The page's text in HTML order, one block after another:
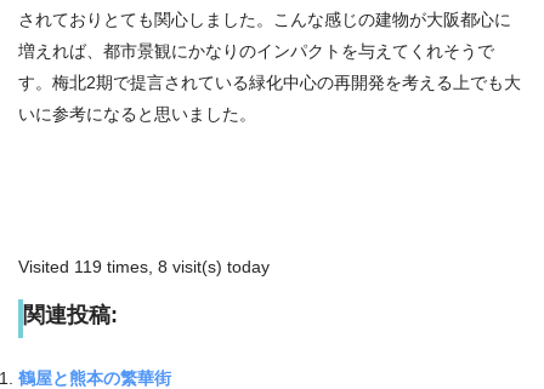
されておりとても関心しました。こんな感じの建物が大阪都心に
増えれば、都市景観にかなりのインパクトを与えてくれそうで
す。梅北2期で提言されている緑化中心の再開発を考える上でも大
いに参考になると思いました。
Visited 119 times, 8 visit(s) today
関連投稿:
鶴屋と熊本の繁華街